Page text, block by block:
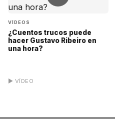
VÍDEOS
¿Cuentos trucos puede
hacer Gustavo Ribeiro en
una hora?
▶ VÍDEO